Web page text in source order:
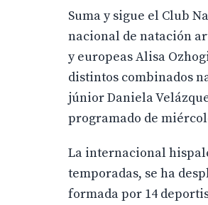
Suma y sigue el Club
nacional de natación
y europeas Alisa
distintos combinados
júnior Daniela
programado de
La internacional
temporadas, se ha
formada por 14